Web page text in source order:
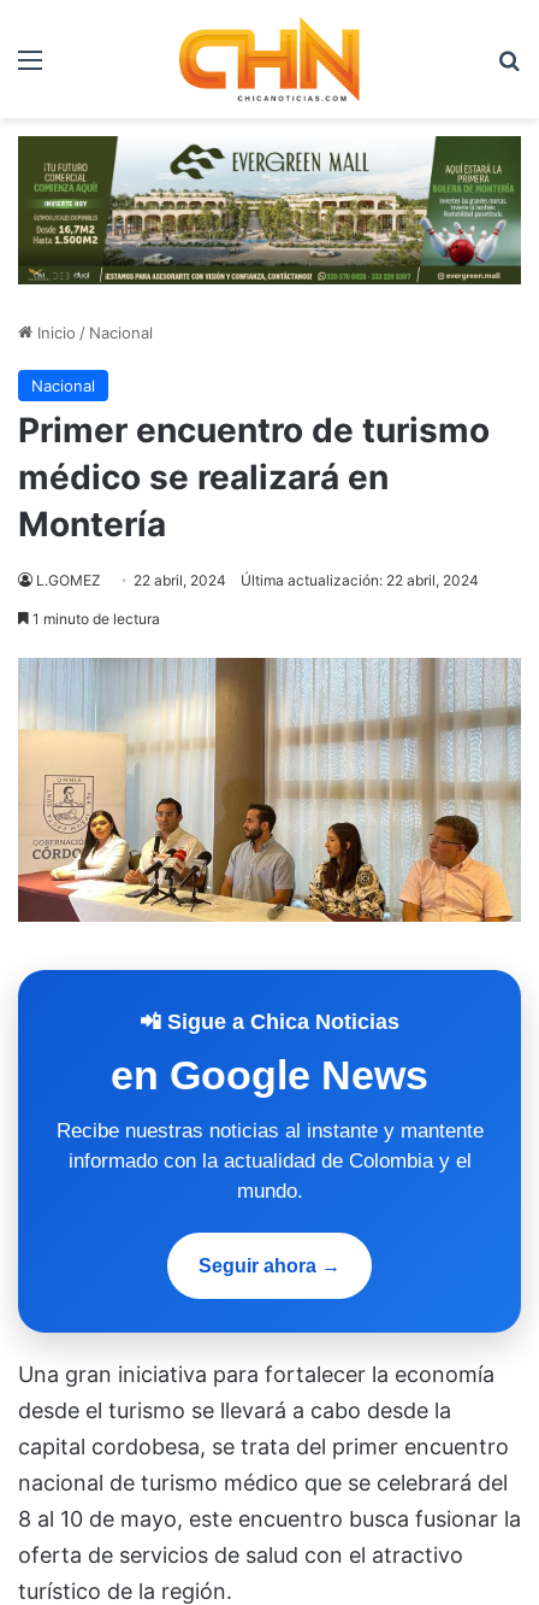
Menú
Inicio / Nacional
Nacional
Primer encuentro de turismo
médico se realizará en
Montería
L.GOMEZ 22 abril, 2024 Última actualización: 22 abril, 2024
1 minuto de lectura
📲 Sigue a Chica Noticias
en Google News
Recibe nuestras noticias al instante y mantente
informado con la actualidad de Colombia y el
mundo.
Seguir ahora →
Una gran iniciativa para fortalecer la economía
desde el turismo se llevará a cabo desde la
capital cordobesa, se trata del primer encuentro
nacional de turismo médico que se celebrará del
8 al 10 de mayo, este encuentro busca fusionar la
oferta de servicios de salud con el atractivo
turístico de la región.